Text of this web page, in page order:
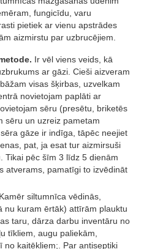
fungicīdu, varu
pietiek ar vienu apstrādes
aizmirstu par uzbrucējiem.
Ir vēl viens veids, kā
ar gāzi. Cieši aizveram
visas šķirbas, uzvelkam
novietojam paplāti ar
sēru (presētu, briketēs
sēru un uzreiz pametam
gāze ir indīga, tāpēc neejiet
pat, ja esat tur aizmirsuši
Tikai pēc šīm 3 līdz 5 dienām
atverams, pamatīgi to izvēdināt
Kamēr siltumnīca vēdinās,
nu kuram ērtāk) attīrām plauktu
taru, dārza darbu inventāru no
tīkliem, augu paliekām,
no kaitēkļiem;. Par antiseptiķi